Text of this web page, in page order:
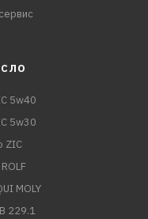
5w40
5w30
ZIC
MOLY
229.1